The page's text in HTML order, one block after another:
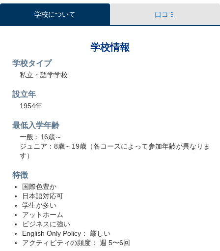
学校について 口コミ
学校情報
学校タイプ
私立・語学学校
設立年
1954年
最低入学年齢
一般：16歳～
ジュニア：8歳～19歳（各コースによって参加年齢が異なりま
す）
特徴
国際色豊か
日本語対応可
学生が多い
アットホーム
ビジネスに強い
English Only Policy： 厳しい
アクティビティの頻度： 週 5〜6回